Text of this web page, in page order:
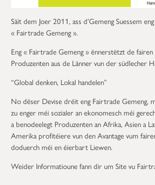
Säit dem Joer 2011, ass d’Gemeng Suessem
« Fairtrade Gemeng ».
Eng « Fairtrade Gemeng » ënnerstëtzt de
Produzenten aus de Länner vun der südlecher
“Global denken, Lokal handelen”
No dëser Devise dréit eng Fairtrade Gemeng,
zu enger méi sozialer an ekonomesch méi
a benodeelegt Produzenten an Afrika, Asien a
Amerika profitéiere vun den Avantage vum
doduerch méi en éierbart Liewen.
Weider Informatioune fann dir um Site vu